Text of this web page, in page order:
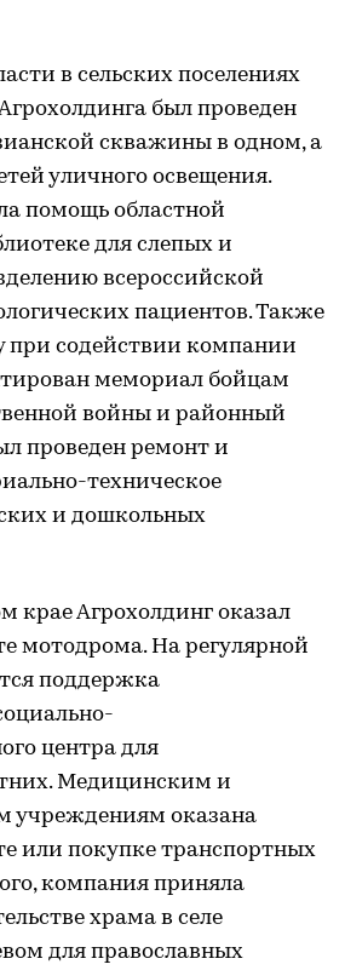
в сельских поселениях
был проведен
скважины в одном, а
уличного освещения.
помощь областной
для слепых и
всероссийской
пациентов. Также
при содействии компании
мемориал бойцам
войны и районный
проведен ремонт и
техническое
и дошкольных
крае Агрохолдинг оказал
мотодрома. На регулярной
поддержка
центра для
Медицинским и
учреждениям оказана
или покупке транспортных
компания приняла
храма в селе
для православных